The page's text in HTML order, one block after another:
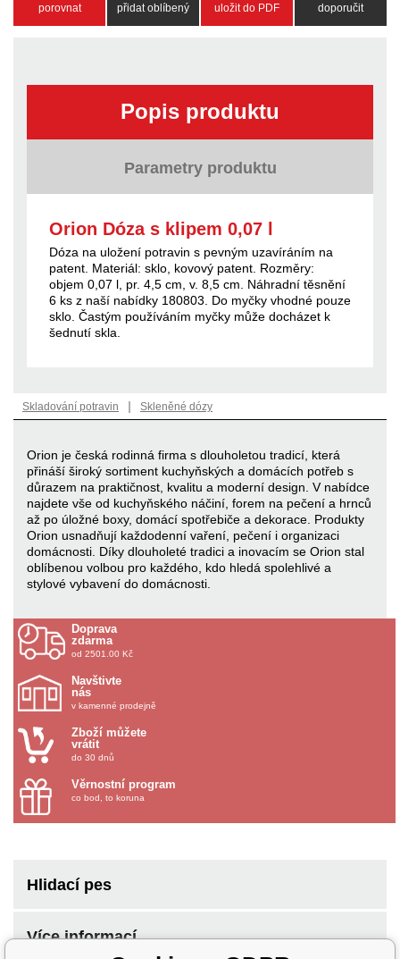
porovnat přidat oblíbený uložit do PDF doporučit
Popis produktu
Parametry produktu
Orion Dóza s klipem 0,07 l
Dóza na uložení potravin s pevným uzavíráním na
patent. Materiál: sklo, kovový patent. Rozměry:
objem 0,07 l, pr. 4,5 cm, v. 8,5 cm. Náhradní těsnění
6 ks z naší nabídky 180803. Do myčky vhodné pouze
sklo. Častým používáním myčky může docházet k
šednutí skla.
Skladování potravin | Skleněné dózy
Orion je česká rodinná firma s dlouholetou tradicí, která
přináší široký sortiment kuchyňských a domácích potřeb s
důrazem na praktičnost, kvalitu a moderní design. V nabídce
najdete vše od kuchyňského náčiní, forem na pečení a hrnců
až po úložné boxy, domácí spotřebiče a dekorace. Produkty
Orion usnadňují každodenní vaření, pečení i organizaci
domácnosti. Díky dlouholeté tradici a inovacím se Orion stal
oblíbenou volbou pro každého, kdo hledá spolehlivé a
stylové vybavení do domácnosti.
Doprava
zdarma
od 2501.00 Kč
Navštivte
nás
v kamenné prodejně
Zboží můžete
vrátit
do 30 dnů
Věrnostní program
co bod, to koruna
Hlidací pes
Více informací